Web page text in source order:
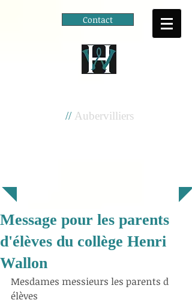
Contact
//Aubervilliers
Message pour les parents
d'élèves du collège Henri
Wallon
Mesdames messieurs les parents d
élèves